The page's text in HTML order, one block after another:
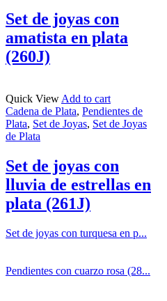
Set de joyas con
amatista en plata
(260J)
Quick View Add to cart
Cadena de Plata, Pendientes de
Plata, Set de Joyas, Set de Joyas
de Plata
Set de joyas con
lluvia de estrellas en
plata (261J)
Set de joyas con turquesa en p...
Pendientes con cuarzo rosa (28...